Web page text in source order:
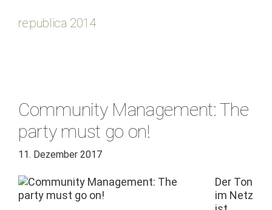
re:publica 2014
Community Management: The
party must go on!
11. Dezember 2017
Der Ton
im Netz